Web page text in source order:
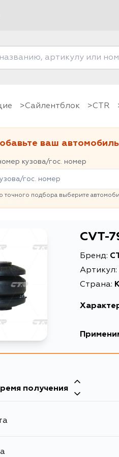
Сайлентблок CTR
ваш
кузова/гос. номер
точного подбора выберите
CVT-
Бренд:
Артикул:
Страна:
EAN-13
UZJ100,
получения